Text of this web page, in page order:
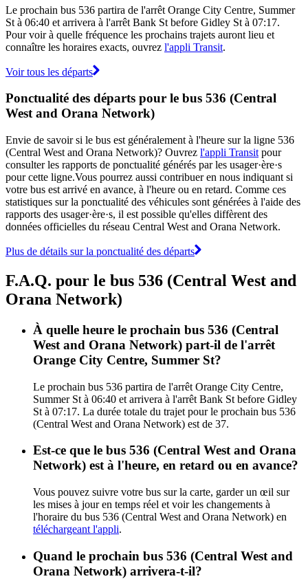
Le prochain bus 536 partira de l'arrêt Orange City Centre, Summer
St à 06:40 et arrivera à l'arrêt Bank St before Gidley St à 07:17.
Pour voir à quelle fréquence les prochains trajets auront lieu et
connaître les horaires exacts, ouvrez l'appli Transit.
Voir tous les départs
Ponctualité des départs pour le bus 536 (Central
West and Orana Network)
Envie de savoir si le bus est généralement à l'heure sur la ligne 536
(Central West and Orana Network)? Ouvrez l'appli Transit pour
consulter les rapports de ponctualité générés par les usager·ère·s
pour cette ligne.Vous pourrez aussi contribuer en nous indiquant si
votre bus est arrivé en avance, à l'heure ou en retard. Comme ces
statistiques sur la ponctualité des véhicules sont générées à l'aide des
rapports des usager·ère·s, il est possible qu'elles diffèrent des
données officielles du réseau Central West and Orana Network.
Plus de détails sur la ponctualité des départs
F.A.Q. pour le bus 536 (Central West and
Orana Network)
À quelle heure le prochain bus 536 (Central
West and Orana Network) part-il de l'arrêt
Orange City Centre, Summer St?
Le prochain bus 536 partira de l'arrêt Orange City Centre,
Summer St à 06:40 et arrivera à l'arrêt Bank St before Gidley
St à 07:17. La durée totale du trajet pour le prochain bus 536
(Central West and Orana Network) est de 37.
Est-ce que le bus 536 (Central West and Orana
Network) est à l'heure, en retard ou en avance?
Vous pouvez suivre votre bus sur la carte, garder un œil sur
les mises à jour en temps réel et voir les changements à
l'horaire du bus 536 (Central West and Orana Network) en
téléchargeant l'appli.
Quand le prochain bus 536 (Central West and
Orana Network) arrivera-t-il?